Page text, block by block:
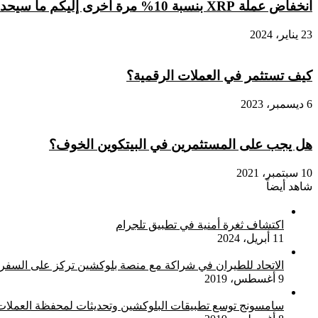
انخفاض عملة XRP بنسبة 10% مرة أخرى إليكم ما سيحدث بعد ذلك
23 يناير، 2024
كيف تستثمر في العملات الرقمية؟
6 ديسمبر، 2023
هل يجب على المستثمرين في البيتكوين الخوف؟
10 سبتمبر، 2021
شاهد أيضاً
اكتشاف ثغرة أمنية في تطبيق تلجرام
11 أبريل، 2024
الاتحاد للطيران في شراكة مع منصة بلوكشين تركز على السفر
9 أغسطس، 2019
سامسونج توسع تطبيقات البلوكشين وتحديثات لمحفظة